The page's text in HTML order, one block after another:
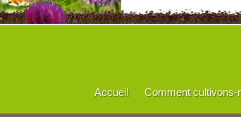
Accueil Comment cultivons-